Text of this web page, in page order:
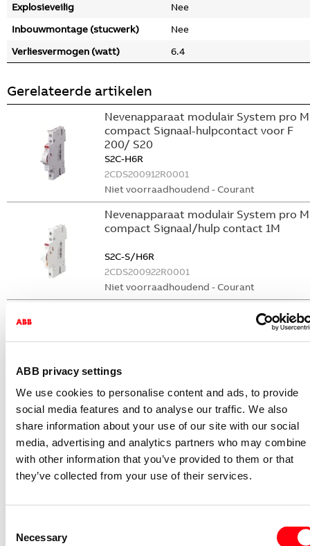
ABB privacy settings
We use cookies to personalise content and ads, to provide
social media features and to analyse our traffic. We also
share information about your use of our site with our social
media, advertising and analytics partners who may combine
with other information that you’ve provided to them or that
they’ve collected from your use of their services.
Selection
Necessary
Explosieveilig
Nee
Inbouwmontage (stucwerk)
Nee
Verliesvermogen (watt)
6.4
Gerelateerde artikelen
Nevenapparaat modulair System pro M
compact Signaal-hulpcontact voor F
200/ S20
S2C-H6R
2CDS200912R0001
Niet voorraadhoudend - Courant
Nevenapparaat modulair System pro M
compact Signaal/hulp contact 1M
S2C-S/H6R
2CDS200922R0001
Niet voorraadhoudend - Courant
Nevenapparaat modulair System pro M
2CDS200946R0001
Nevenapparaat modulair System pro M
compact Hulpcontact 1M+1V
2CDS200936R0001
Niet voorraadhoudend - Courant